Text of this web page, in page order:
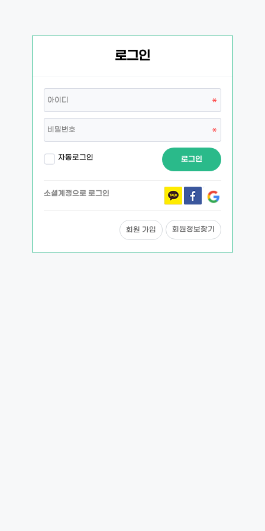
로그인
자동로그인 로그인
소셜계정으로 로그인
회원 가입 회원정보찾기